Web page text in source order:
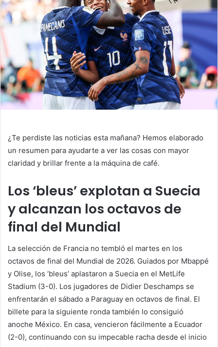
¿Te perdiste las noticias esta mañana? Hemos elaborado
un resumen para ayudarte a ver las cosas con mayor
claridad y brillar frente a la máquina de café.
Los ‘bleus’ explotan a Suecia
y alcanzan los octavos de
final del Mundial
La selección de Francia no tembló el martes en los
octavos de final del Mundial de 2026. Guiados por Mbappé
y Olise, los ‘bleus’ aplastaron a Suecia en el MetLife
Stadium (3-0). Los jugadores de Didier Deschamps se
enfrentarán el sábado a Paraguay en octavos de final. El
billete para la siguiente ronda también lo consiguió
anoche México. En casa, vencieron fácilmente a Ecuador
(2-0), continuando con su impecable racha desde el inicio